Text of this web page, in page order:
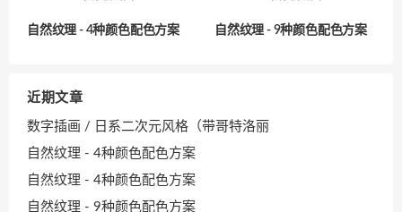
自然纹理 - 4种颜色配色方案 自然纹理 - 9种颜色配色方案
近期文章
数字插画 / 日系二次元风格（带哥特洛丽
自然纹理 - 4种颜色配色方案
自然纹理 - 4种颜色配色方案
自然纹理 - 9种颜色配色方案